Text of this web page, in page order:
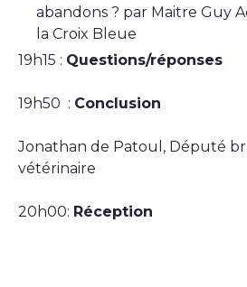
abandons ? par Maitre Guy
la Croix Bleue
19h15 : Questions/réponses
19h50 : Conclusion
Jonathan de Patoul, Député
vétérinaire
20h00: Réception